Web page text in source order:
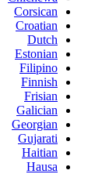
Corsican
Croatian
Dutch
Estonian
Filipino
Finnish
Frisian
Galician
Georgian
Gujarati
Haitian
Hausa